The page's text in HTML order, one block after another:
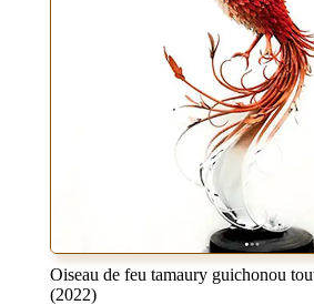
Oiseau de feu tamaury guichonou
(2022)